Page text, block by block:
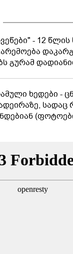
- 12
გურამ
ხედები -